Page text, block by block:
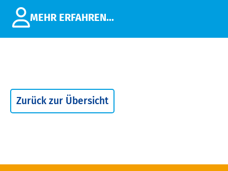
MEHR ERFAHREN...
Zurück zur Übersicht